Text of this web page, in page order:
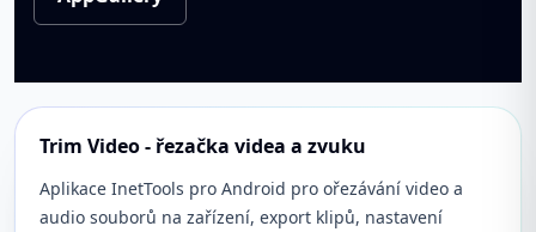
Trim Video - řezačka videa a zvuku
Aplikace InetTools pro Android pro ořezávání video a
audio souborů na zařízení, export klipů, nastavení